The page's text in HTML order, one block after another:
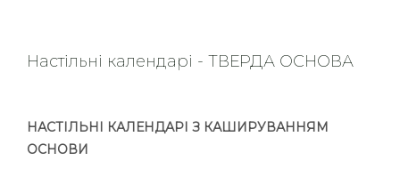
Настільні календарі - ТВЕРДА ОСНОВА
НАСТІЛЬНІ КАЛЕНДАРІ З КАШИРУВАННЯМ
ОСНОВИ